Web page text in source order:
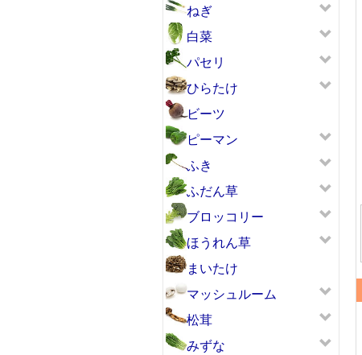
ねぎ
白菜
パセリ
ひらたけ
ビーツ
ピーマン
ふき
ふだん草
ブロッコリー
ほうれん草
まいたけ
マッシュルーム
松茸
みずな